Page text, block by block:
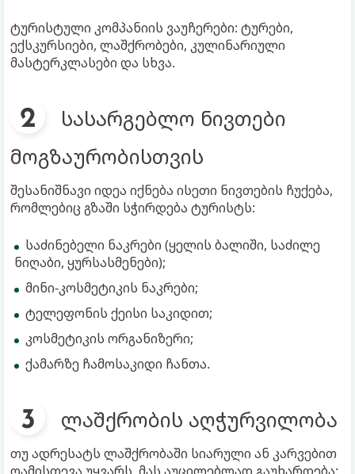
ტურისტული კომპანიის ვაუჩერები: ტურები,
ექსკურსიები, ლაშქრობები, კულინარიული
მასტერკლასები და სხვა.
სასარგებლო ნივთები
მოგზაურობისთვის
შესანიშნავი იდეა იქნება ისეთი ნივთების ჩუქება,
რომლებიც გზაში სჭირდება ტურისტს:
საძინებელი ნაკრები (ყელის ბალიში, საძილე
ნიღაბი, ყურსასმენები);
მინი-კოსმეტიკის ნაკრები;
ტელეფონის ქეისი საკიდით;
კოსმეტიკის ორგანიზერი;
ქამარზე ჩამოსაკიდი ჩანთა.
ლაშქრობის აღჭურვილობა
თუ ადრესატს ლაშქრობაში სიარული ან კარვებით
ღამისთევა უყვარს, მას აუცილებლად გაუხარდება: